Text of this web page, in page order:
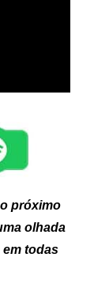
próximo
olhada
em todas